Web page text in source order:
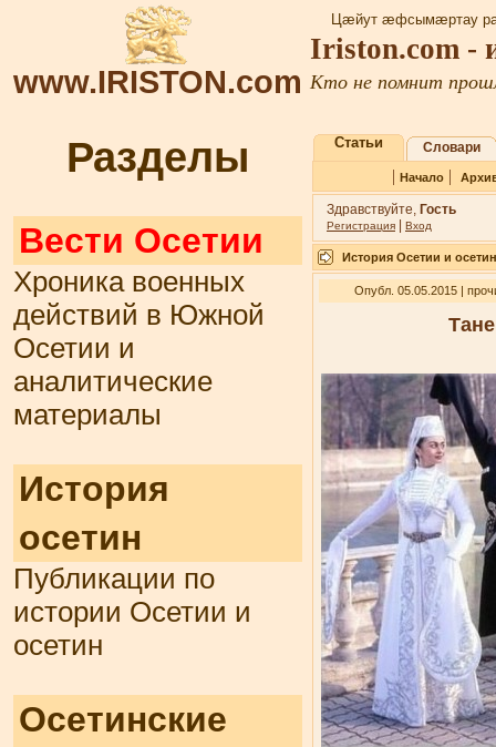
www.IRISTON.com
Цæйут æфсымæртау
Iriston.com -
Кто не помнит
Разделы
Вести Осетии
Хроника военных
действий в Южной
Осетии и
аналитические
материалы
История
осетин
Публикации по
истории Осетии и
осетин
Осетинские
Статьи Словари
| Начало|
Здравствуйте, Гость
Регистрация Вход
История Осетии и осетин
Опубл. 05.05.2015 |